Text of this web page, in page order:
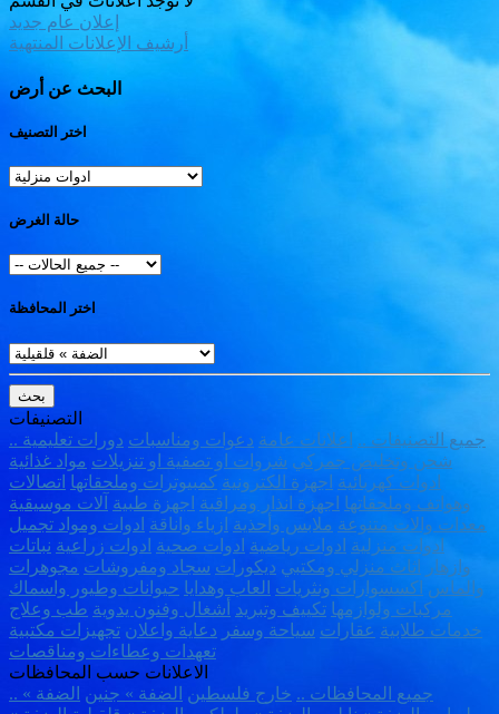
إعلان عام جديد
أرشيف الإعلانات المنتهية
البحث عن أرض
اختر التصنيف
حالة الغرض
اختر المحافظة
بحث
التصنيفات
.. جميع التصنيفات ..
اعلانات عامة دعوات ومناسبات دورات تعليمية
شحن وتخليص جمركي شروات او تصفية او تنزيلات مواد غذائية
ادوات كهربائية اجهزة الكترونية كمبيوترات وملحقاتها
اتصالات
وهواتف وملحقاتها
اجهزة انذار ومراقبة اجهزة طبية آلات موسيقية
معدات والات متنوعة ملابس وأحذية ازياء واناقة ادوات ومواد تجميل
ادوات منزلية ادوات رياضية ادوات صحية ادوات زراعية نباتات
وازهار
اثاث منزلي ومكتبي ديكورات سجاد ومفروشات مجوهرات
والماس اكسسوارات ونثريات العاب وهدايا حيوانات وطيور واسماك
مركبات ولوازمها تكييف وتبريد أشغال وفنون يدوية طب وعلاج
خدمات طلابية عقارات سياحة وسفر دعاية واعلان تجهيزات مكتبية
تعهدات وعطاءات ومناقصات
الاعلانات حسب المحافظات
.. جميع المحافظات .. خارج فلسطين الضفة » جنين
الضفة »